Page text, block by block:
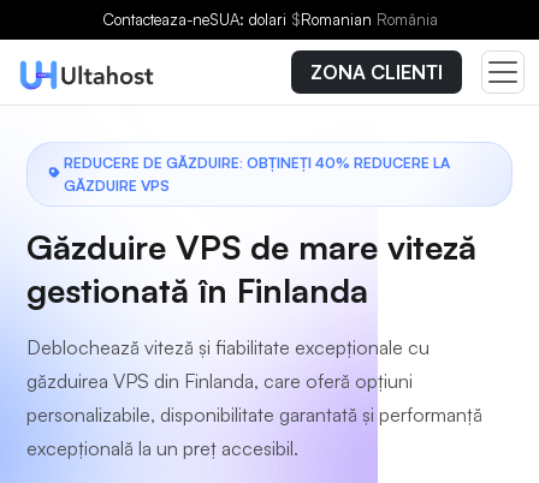
Contacteaza-neSUA: dolari $Romanian România
ZONA CLIENTI
REDUCERE DE GĂZDUIRE: OBȚINEȚI 40% REDUCERE LA
GĂZDUIRE VPS
Găzduire VPS de mare viteză
gestionată în Finlanda
Deblochează viteză și fiabilitate excepționale cu
găzduirea VPS din Finlanda, care oferă opțiuni
personalizabile, disponibilitate garantată și performanță
excepțională la un preț accesibil.